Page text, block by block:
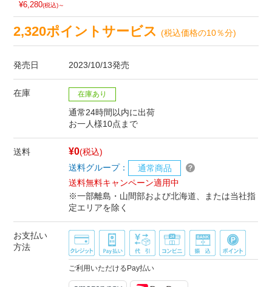
¥6,280(税込)～
2,320ポイントサービス(税込価格の10％分)
発売日 2023/10/13発売
在庫 在庫あり
通常24時間以内に出荷
お一人様10点まで
送料 ¥0(税込)
送料グループ：
通常商品
送料無料キャンペーン適用中
※一部離島・山間部および北海道、または当社指
定エリアを除く
お支払い
方法
ご利用いただけるPay払い